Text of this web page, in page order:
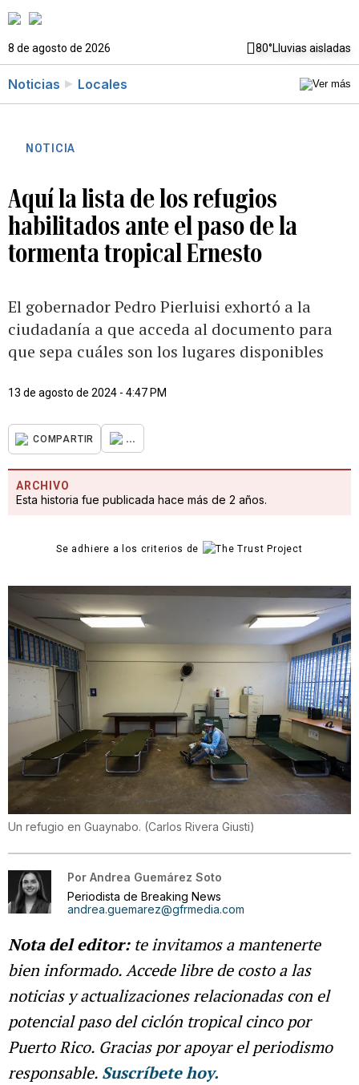
8 de agosto de 2026 80°Lluvias aisladas
Noticias Locales
NOTICIA
Aquí la lista de los refugios
habilitados ante el paso de la
tormenta tropical Ernesto
El gobernador Pedro Pierluisi exhortó a la
ciudadanía a que acceda al documento para
que sepa cuáles son los lugares disponibles
13 de agosto de 2024 - 4:47 PM
COMPARTIR ...
ARCHIVO
Esta historia fue publicada hace más de 2 años.
Se adhiere a los criterios de
Un refugio en Guaynabo. (Carlos Rivera Giusti)
Por Andrea Guemárez Soto
Periodista de Breaking News
andrea.guemarez@gfrmedia.com
Nota del editor:te invitamos a mantenerte
bien informado. Accede libre de costo a las
noticias y actualizaciones relacionadas con el
potencial paso del ciclón tropical cinco por
Puerto Rico. Gracias por apoyar el periodismo
responsable. Suscríbete hoy.